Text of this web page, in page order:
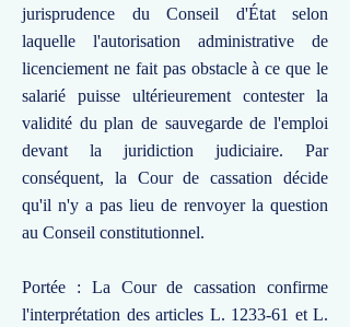
jurisprudence du Conseil d'État selon
laquelle l'autorisation administrative de
licenciement ne fait pas obstacle à ce que le
salarié puisse ultérieurement contester la
validité du plan de sauvegarde de l'emploi
devant la juridiction judiciaire. Par
conséquent, la Cour de cassation décide
qu'il n'y a pas lieu de renvoyer la question
au Conseil constitutionnel.
Portée : La Cour de cassation confirme
l'interprétation des articles L. 1233-61 et L.